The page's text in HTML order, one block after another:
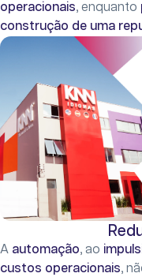
operacionais, enquanto
construção de uma
A automação, ao
custos operacionais,